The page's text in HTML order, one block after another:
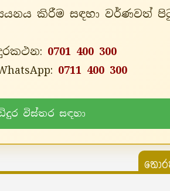
කිරීම සඳහා වර්ණවත්
0701 400 300
0711 400 300
විස්තර සඳහා